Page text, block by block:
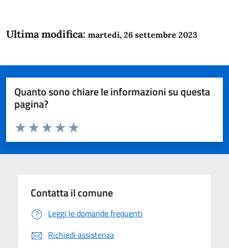
Ultima modifica: martedì, 26 settembre 2023
Quanto sono chiare le informazioni su questa
pagina?
Domanda
Valuta da 1 a 5 stelle la pagina
Valuta 5 stelle su 5
Valuta 4 stelle su 5
Valuta 3 stelle su 5
Valuta 2 stelle su 5
Valuta 1 stelle su 5
Contatta il comune
Leggi le domande frequenti
Richiedi assistenza